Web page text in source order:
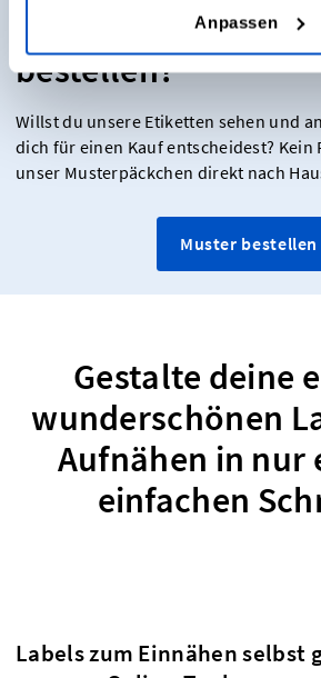
Anpassen
Möchtest du Muster
bestellen?
Willst du unsere Etiketten sehen und
dich für einen Kauf entscheidest? Kein
unser Musterpäckchen direkt nach
Muster bestellen
Gestalte deine
wunderschönen
Aufnähen in nur
einfachen
Labels zum Einnähen selbst